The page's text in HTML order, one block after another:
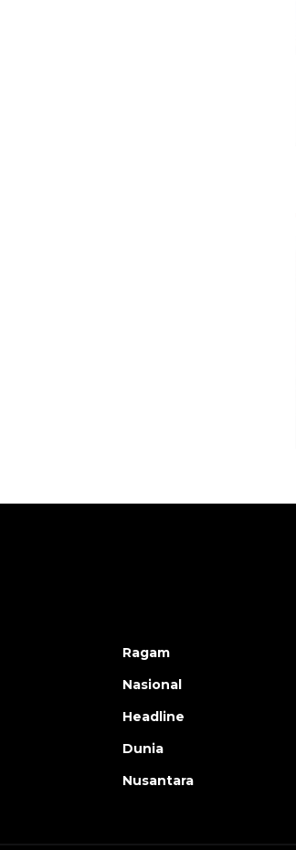
Ragam
Nasional
Headline
Dunia
Nusantara